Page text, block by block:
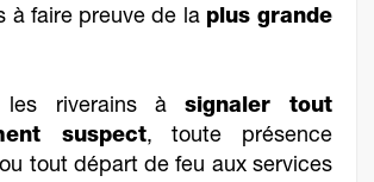
à faire preuve de la plus grande
les riverains à signaler tout
suspect, toute présence
tout départ de feu aux services